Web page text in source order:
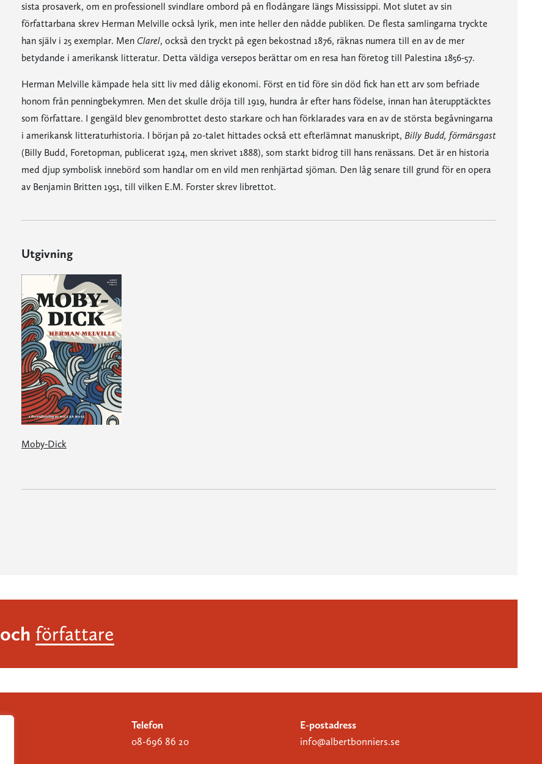
sista prosaverk, om en professionell svindlare ombord på en flodångare längs Mississippi. Mot slutet av sin
författarbana skrev Herman Melville också lyrik, men inte heller den nådde publiken. De flesta samlingarna tryckte
han själv i 25 exemplar. Men Clarel, också den tryckt på egen bekostnad 1876, räknas numera till en av de mer
betydande i amerikansk litteratur. Detta väldiga versepos berättar om en resa han företog till Palestina 1856-57.
Herman Melville kämpade hela sitt liv med dålig ekonomi. Först en tid före sin död fick han ett arv som befriade
honom från penningbekymren. Men det skulle dröja till 1919, hundra år efter hans födelse, innan han återupptäcktes
som författare. I gengäld blev genombrottet desto starkare och han förklarades vara en av de största begåvningarna
i amerikansk litteraturhistoria. I början på 20-talet hittades också ett efterlämnat manuskript, Billy Budd, förmärsgast
(Billy Budd, Foretopman, publicerat 1924, men skrivet 1888), som starkt bidrog till hans renässans. Det är en historia
med djup symbolisk innebörd som handlar om en vild men renhjärtad sjöman. Den låg senare till grund för en opera
av Benjamin Britten 1951, till vilken E.M. Forster skrev librettot.
Utgivning
Moby-Dick
och författare
Telefon
08-696 86 20
E-postadress
info@albertbonniers.se